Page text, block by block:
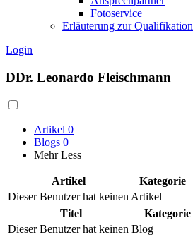
Fotoservice
Erläuterung zur Qualifikation
Login
DDr. Leonardo Fleischmann
Artikel 0
Blogs 0
Mehr Less
Artikel Kategorie
Dieser Benutzer hat keinen Artikel
Titel
Kategorie
Dieser Benutzer hat keinen Blog